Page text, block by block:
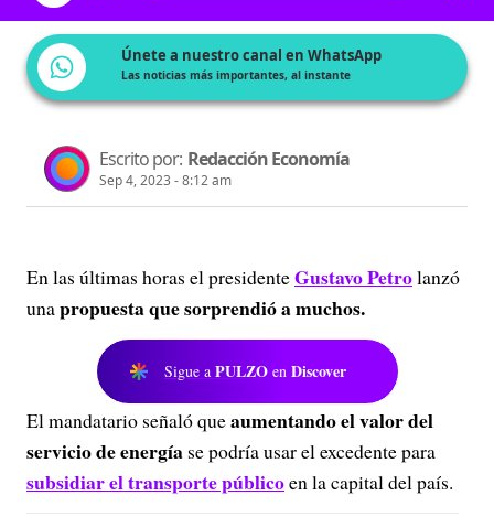
Únete a nuestro canal en WhatsApp
Las noticias más importantes, al instante
Escrito por: Redacción Economía
Sep 4, 2023 - 8:12 am
En las últimas horas el presidenteGustavo Petrolanzó
unapropuesta que sorprendió a muchos.
Sigue a PULZO en Discover
El mandatario señaló queaumentando el valor del
servicio de energía se podría usar el excedente para
subsidiar el transporte públicoen la capital del país.